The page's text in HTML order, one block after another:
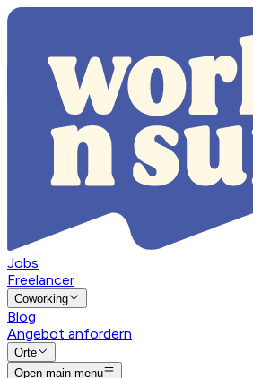
Jobs
Freelancer
Coworking
Blog
Angebot anfordern
Orte
Open main menu